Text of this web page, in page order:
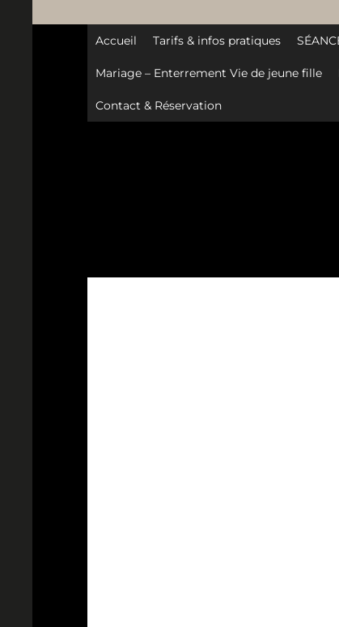
Accueil Tarifs & infos pratiques
Mariage – Enterrement Vie de jeune fille
Contact & Réservation